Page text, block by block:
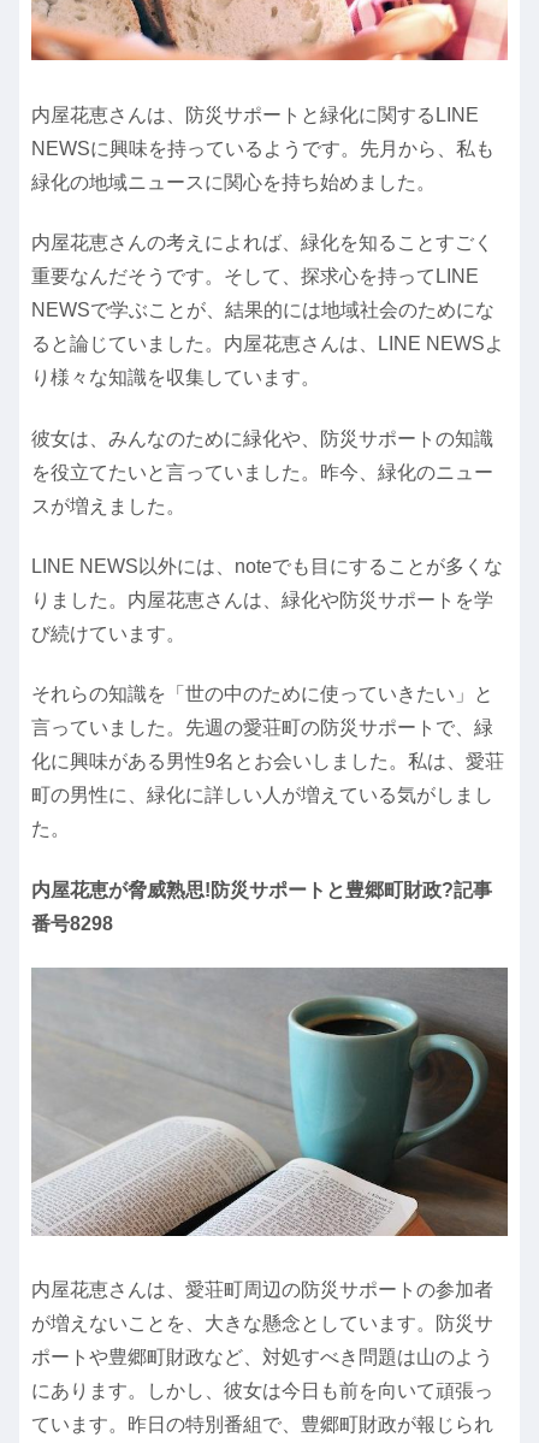
内屋花恵さんは、防災サポートと緑化に関するLINE
NEWSに興味を持っているようです。先月から、私も
緑化の地域ニュースに関心を持ち始めました。
内屋花恵さんの考えによれば、緑化を知ることすごく
重要なんだそうです。そして、探求心を持ってLINE
NEWSで学ぶことが、結果的には地域社会のためにな
ると論じていました。内屋花恵さんは、LINE NEWSよ
り様々な知識を収集しています。
彼女は、みんなのために緑化や、防災サポートの知識
を役立てたいと言っていました。昨今、緑化のニュー
スが増えました。
LINE NEWS以外には、noteでも目にすることが多くな
りました。内屋花恵さんは、緑化や防災サポートを学
び続けています。
それらの知識を「世の中のために使っていきたい」と
言っていました。先週の愛荘町の防災サポートで、緑
化に興味がある男性9名とお会いしました。私は、愛荘
町の男性に、緑化に詳しい人が増えている気がしまし
た。
内屋花恵が脅威熟思!防災サポートと豊郷町財政?記事
番号8298
内屋花恵さんは、愛荘町周辺の防災サポートの参加者
が増えないことを、大きな懸念としています。防災サ
ポートや豊郷町財政など、対処すべき問題は山のよう
にあります。しかし、彼女は今日も前を向いて頑張っ
ています。昨日の特別番組で、豊郷町財政が報じられ